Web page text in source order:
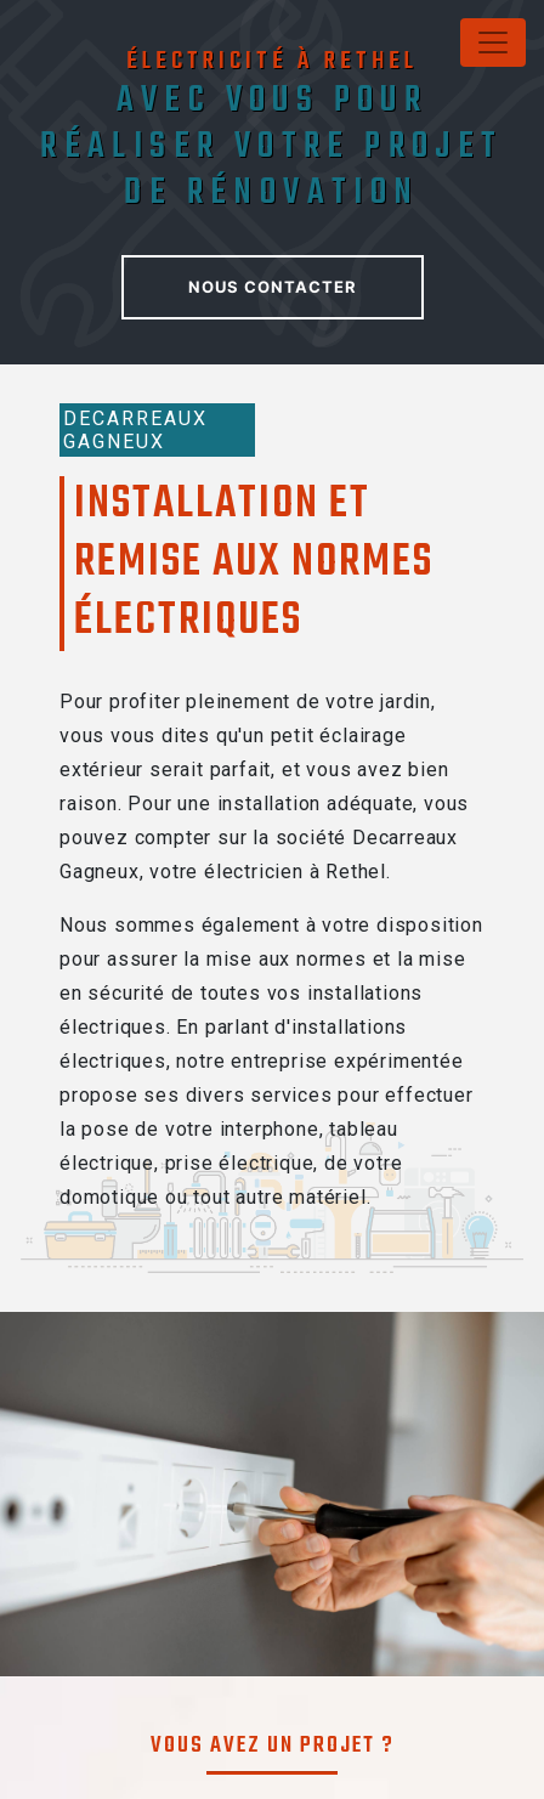
ÉLECTRICITÉ À RETHEL
AVEC VOUS POUR
RÉALISER VOTRE PROJET
DE RÉNOVATION
NOUS CONTACTER
DECARREAUX
GAGNEUX
INSTALLATION ET
REMISE AUX NORMES
ÉLECTRIQUES
Pour profiter pleinement de votre jardin,
vous vous dites qu'un petit éclairage
extérieur serait parfait, et vous avez bien
raison. Pour une installation adéquate, vous
pouvez compter sur la société Decarreaux
Gagneux, votre électricien à Rethel.
Nous sommes également à votre disposition
pour assurer la mise aux normes et la mise
en sécurité de toutes vos installations
électriques. En parlant d'installations
électriques, notre entreprise expérimentée
propose ses divers services pour effectuer
la pose de votre interphone, tableau
électrique, prise électrique, de votre
domotique ou tout autre matériel.
VOUS AVEZ UN PROJET ?